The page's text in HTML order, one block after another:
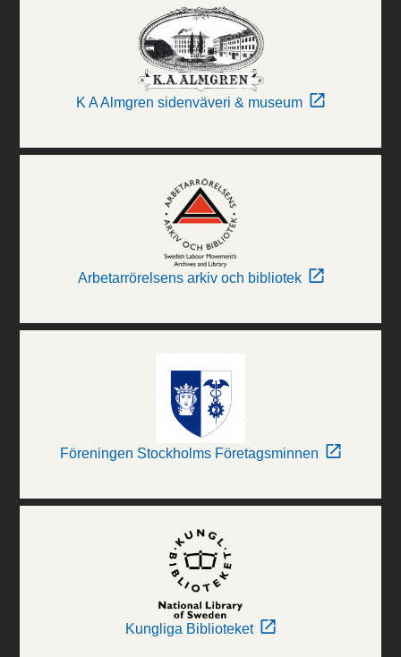
K A Almgren sidenväveri & museum
Arbetarrörelsens arkiv och bibliotek
Föreningen Stockholms Företagsminnen
Kungliga Biblioteket